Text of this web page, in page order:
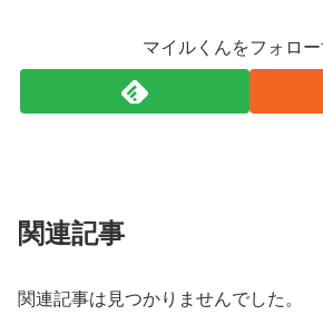
マイルくんをフォロー
関連記事
関連記事は見つかりませんでした。